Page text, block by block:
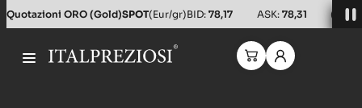
Salta al contenuto principale
Quotazioni ORO (Gold)SPOT(Eur/gr)BID: 78,17 ASK: 78,31 (Usd/